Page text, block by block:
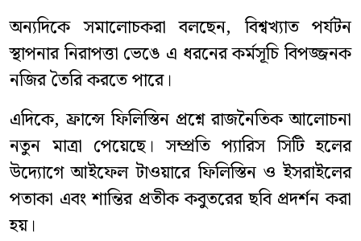
অন্যদিকে সমালোচকরা বলছেন, বিশ্বখ্যাত পর্যটন
স্থাপনার নিরাপত্তা ভেঙে এ ধরনের কর্মসূচি বিপজ্জনক
নজির তৈরি করতে পারে।
এদিকে, ফ্রান্সে ফিলিস্তিন প্রশ্নে রাজনৈতিক আলোচনা
নতুন মাত্রা পেয়েছে। সম্প্রতি প্যারিস সিটি হলের
উদ্যোগে আইফেল টাওয়ারে ফিলিস্তিন ও ইসরাইলের
পতাকা এবং শান্তির প্রতীক কবুতরের ছবি প্রদর্শন করা
হয়।